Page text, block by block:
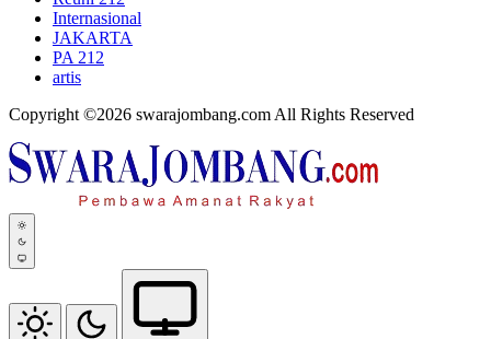
Internasional
JAKARTA
PA 212
artis
Copyright ©2026 swarajombang.com All Rights Reserved